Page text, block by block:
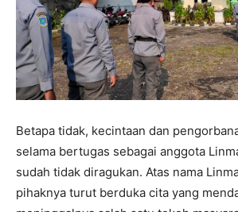
‎Betapa tidak, kecintaan dan
selama bertugas sebagai anggota
sudah tidak diragukan. Atas nama
pihaknya turut berduka cita yang